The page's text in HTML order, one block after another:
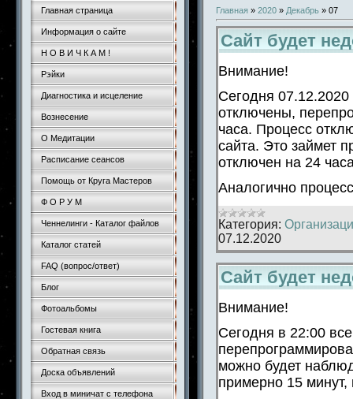
Главная страница
Информация о сайте
Н О В И Ч К А М !
Рэйки
Диагностика и исцеление
Вознесение
О Медитации
Расписание сеансов
Помощь от Круга Мастеров
Ф О Р У М
Ченнелинги - Каталог файлов
Каталог статей
FAQ (вопрос/ответ)
Блог
Фотоальбомы
Гостевая книга
Обратная связь
Доска объявлений
Вход в миничат с телефона
Главная » 2020 » Декабрь » 07
Сайт будет
Внимание!
Сегодня
отключены,
часа. Процесс
сайта. Это займет
отключен на 24
Аналогично
Категория:
07.12.2020
Сайт будет
Внимание!
Сегодня в 22:00
можно будет
примерно 15 минут,